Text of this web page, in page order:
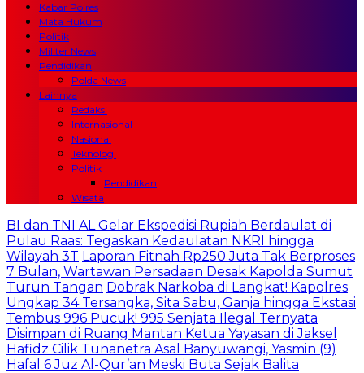
Kabar Polres
Mata Hukum
Politik
Militer News
Pendidikan
Polda News
Lainnya
Redaksi
Internasional
Nasional
Teknologi
Politik
Pendidikan
Wisata
BI dan TNI AL Gelar Ekspedisi Rupiah Berdaulat di
Pulau Raas: Tegaskan Kedaulatan NKRI hingga
Wilayah 3T Laporan Fitnah Rp250 Juta Tak Berproses
7 Bulan, Wartawan Persadaan Desak Kapolda Sumut
Turun Tangan Dobrak Narkoba di Langkat! Kapolres
Ungkap 34 Tersangka, Sita Sabu, Ganja hingga Ekstasi
Tembus 996 Pucuk! 995 Senjata Ilegal Ternyata
Disimpan di Ruang Mantan Ketua Yayasan di Jaksel
Hafidz Cilik Tunanetra Asal Banyuwangi, Yasmin (9)
Hafal 6 Juz Al-Qur’an Meski Buta Sejak Balita